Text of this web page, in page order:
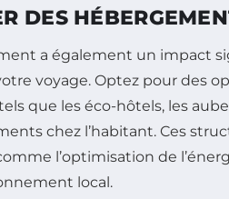
DES
a également un impact
voyage. Optez pour des
que les éco-hôtels, les
chez l’habitant. Ces
l’optimisation de
local.